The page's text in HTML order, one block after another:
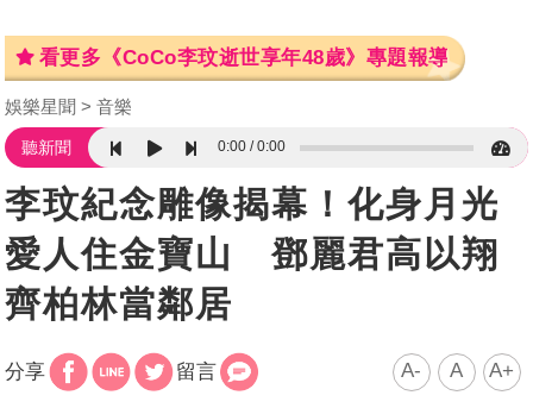
看更多《CoCo李玟逝世享年48歲》專題報導
娛樂星聞 音樂
聽新聞 0:00 0:00
李玟紀念雕像揭幕！化身月光
愛人住金寶山 鄧麗君高以翔
齊柏林當鄰居
分享 留言 A- A A+